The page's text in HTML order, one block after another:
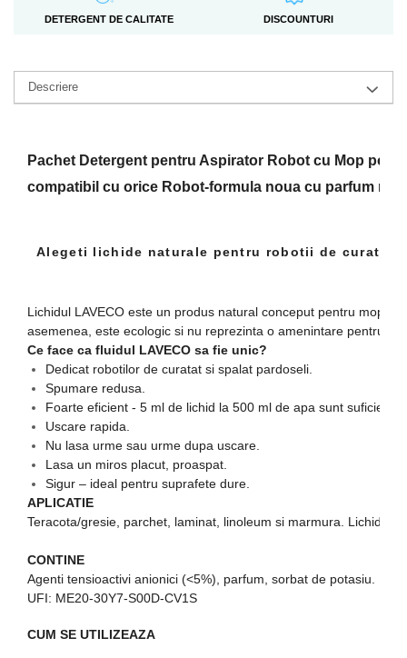
DETERGENT DE CALITATE DISCOUNTURI
Descriere
Pachet Detergent pentru Aspirator Robot cu Mop
compatibil cu orice Robot-formula noua cu parfum
Alegeti lichide naturale pentru robotii de curatat
Lichidul LAVECO este un produs natural conceput pentru mopuri
asemenea, este ecologic si nu reprezinta o amenintare pentru
Ce face ca fluidul LAVECO sa fie unic?
Dedicat robotilor de curatat si spalat pardoseli.
Spumare redusa.
Foarte eficient - 5 ml de lichid la 500 ml de apa sunt suficienti
Uscare rapida.
Nu lasa urme sau urme dupa uscare.
Lasa un miros placut, proaspat.
Sigur – ideal pentru suprafete dure.
APLICATIE
Teracota/gresie, parchet, laminat, linoleum si marmura. Lichidul
CONTINE
Agenti tensioactivi anionici (<5%), parfum, sorbat de potasiu.
UFI: ME20-30Y7-S00D-CV1S
CUM SE UTILIZEAZA